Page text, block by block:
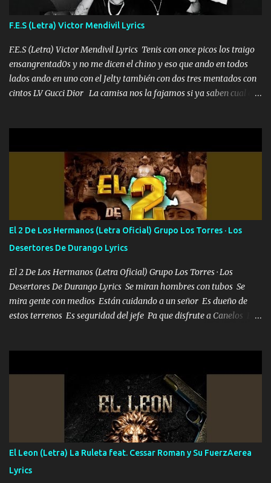
traigo El chiste es que hago lo que quiero pues así soy me mandó
yo tengo el control a todos yo les paro el dedo soy hocicon un
malcriado un malandrón Que Les importa no saben nada falsas
las risas las que me miran hay gente corriente no quieren ve...
F.E.S (Letra) Victor Mendivil Lyrics
F.E.S (Letra) Victor Mendivil Lyrics Tenis con once picos los traigo
ensangrentad0s y no me dicen el chino y eso que ando en todos
lados ando en uno con el Jelty también con dos tres mentados con
cintos LV Gucci Dior La camisa nos la fajamos si ya saben cual es
estándares 110 mil records de pistas no me falta mucho para
verme en las revistas Ya pasé Italia Japón Madrid Milán y también
Francia ropa de 100.000 bolas Louis vuitton es mi fragancia
repleta de presidentes la bolsa estoy en mi pic si no se han dado
cuenta chequeen gráficas del kitch
El 2 De Los Hermanos (Letra Oficial) Grupo Los Torres · Los
Desertores De Durango Lyrics
El 2 De Los Hermanos (Letra Oficial) Grupo Los Torres · Los
Desertores De Durango Lyrics Se miran hombres con tubos Se
mira gente con medios Están cuidando a un señor Es dueño de
estos terrenos Es seguridad del jefe Pa que disfrute a Canelos Es
ni tampoco las mujeres porque es platica de grandes por eso hay
que estar alegres doy las instrucciones para atender los deberes
Música Si es que salta algún problema de confianza tengo gente
ahí está el Hombre Cuarenta y también Pariente 7 arreglan
cualquier problema no más es cuestión que ordené NOS HACE
FALTA UN HERMANO DE CLAVE ERA EL 24 SIEMPRE FUE UN
HOMBRE VALIENTE POR ALGO M'URIÓ PELEAND0 SIEMPRE
VIO POR LA FAMILIA PARA QUE SIGA EL LEGADO Es el DOS de
El Leon (Letra) La Ruleta feat. Cessar Roman y Su FuerzAerea
Lyrics